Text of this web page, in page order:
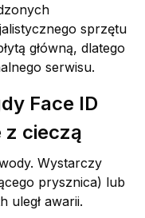
sprzętu
główną, dlatego
serwisu.
Face ID
z cieczą
Wystarczy
prysznica) lub
uległ awarii.